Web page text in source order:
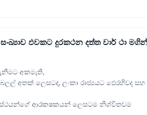
ඵවකට දුරකථන දත්ත වාර් ථා
අකමැති,
අතක් ලෙසටද, ලංකා රාජ්‍යයට ඵෙරහිවද සහ
ත්‍රස්ථයන්ගේ ආරකෂකයන් ලෙසටම නිශ්චිතවම